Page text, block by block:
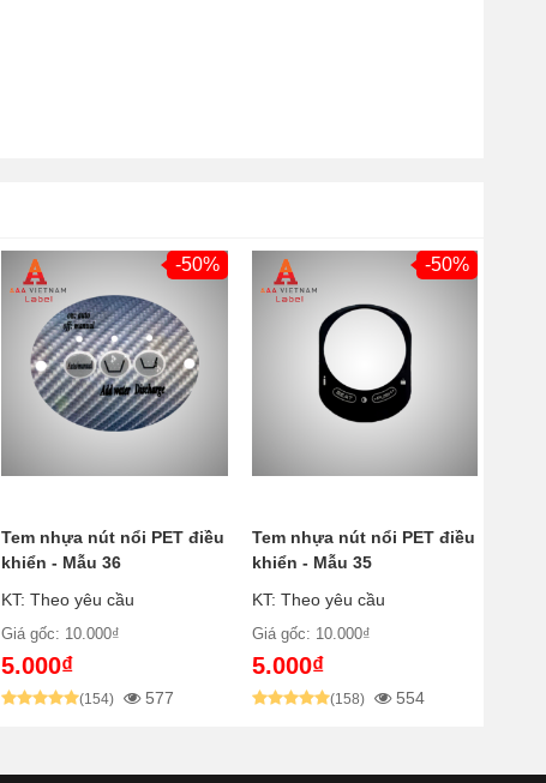
-50%
Tem nhựa nút nổi PET điều
khiển - Mẫu 36
KT: Theo yêu cầu
Giá gốc: 10.000₫
5.000₫
(154) 577
-50%
Tem nhựa nút nổi PET điều
khiển - Mẫu 35
KT: Theo yêu cầu
Giá gốc: 10.000₫
5.000₫
(158) 554